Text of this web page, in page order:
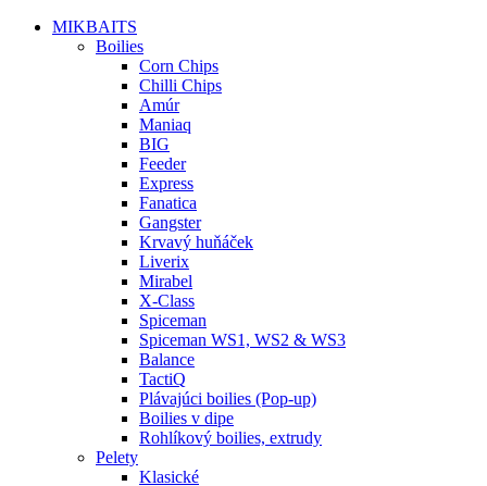
MIKBAITS
Boilies
Corn Chips
Chilli Chips
Amúr
Maniaq
BIG
Feeder
Express
Fanatica
Gangster
Krvavý huňáček
Liverix
Mirabel
X-Class
Spiceman
Spiceman WS1, WS2 & WS3
Balance
TactiQ
Plávajúci boilies (Pop-up)
Boilies v dipe
Rohlíkový boilies, extrudy
Pelety
Klasické